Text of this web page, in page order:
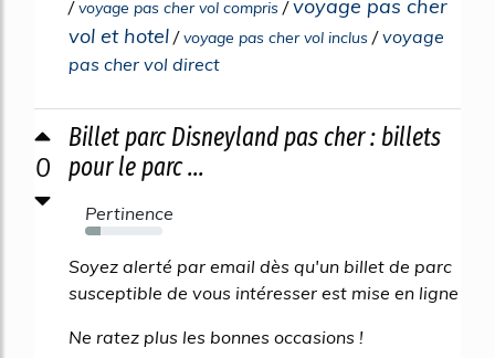
/voyage pas cher vol compris /voyage pas cher
vol et hotel /voyage pas cher vol inclus /voyage
pas cher vol direct
0
Billet parc Disneyland pas cher : billets
pour le parc ...
Pertinence
20%
Soyez alerté par email dès qu'un billet de parc
susceptible de vous intéresser est mise en ligne
Ne ratez plus les bonnes occasions !